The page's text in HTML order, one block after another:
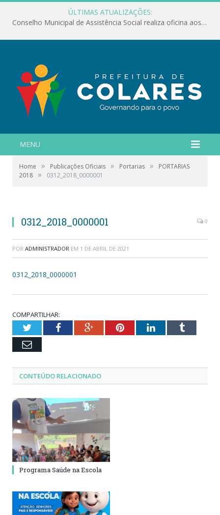
ÚLTIMAS ATUALIZAÇÕES:
Conselho Municipal de Assistência Social realiza oficina aos servidores
MENU
Home » Publicações Oficiais » Portarias »
PORTARIAS
2018 » 0312_2018_0000001
0312_2018_0000001 0
POR ADMINISTRADOR EM 1 DE ABRIL DE 2021
0312_2018_0000001
COMPARTILHAR:
TwitterFacebookGoogle+PinterestLinkedInTumblr
Email
CONTEÚDO RELACIONADO
Programa Saúde na Escola